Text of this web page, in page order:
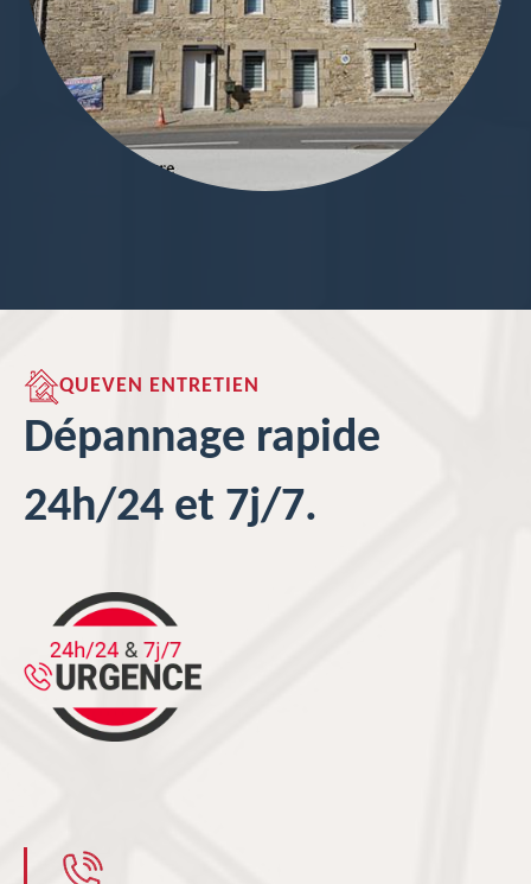
QUEVEN ENTRETIEN
Dépannage rapide
24h/24 et 7j/7.